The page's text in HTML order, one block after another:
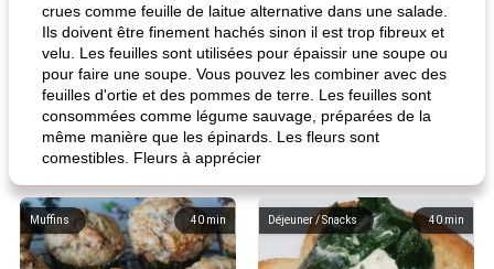
crues comme feuille de laitue alternative dans une salade.
Ils doivent être finement hachés sinon il est trop fibreux et
velu. Les feuilles sont utilisées pour épaissir une soupe ou
pour faire une soupe. Vous pouvez les combiner avec des
feuilles d'ortie et des pommes de terre. Les feuilles sont
consommées comme légume sauvage, préparées de la
même manière que les épinards. Les fleurs sont
comestibles. Fleurs à apprécier
40 min
Muffins 40 min
Déjeuner / Snacks